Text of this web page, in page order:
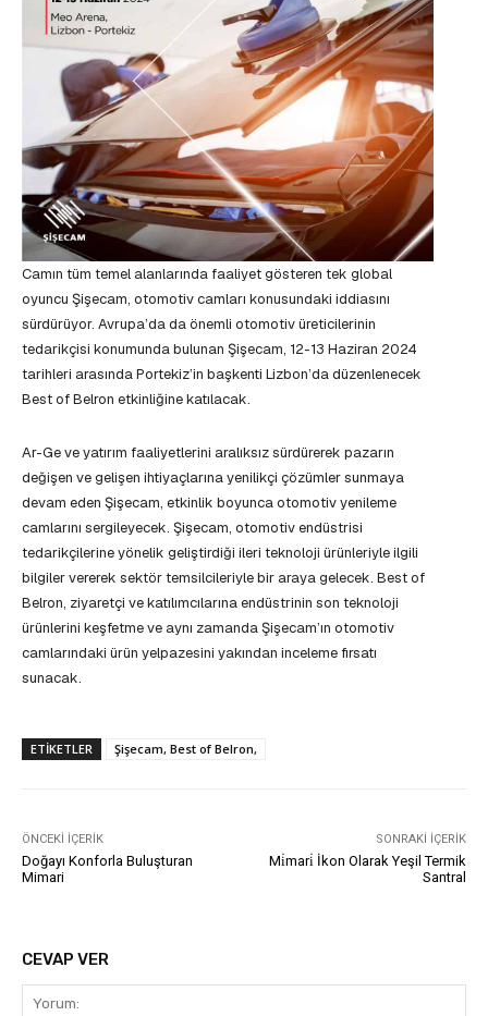
Camın tüm temel alanlarında faaliyet gösteren tek global
oyuncu Şişecam, otomotiv camları konusundaki iddiasını
sürdürüyor. Avrupa’da da önemli otomotiv üreticilerinin
tedarikçisi konumunda bulunan Şişecam, 12-13 Haziran 2024
tarihleri arasında Portekiz’in başkenti Lizbon’da düzenlenecek
Best of Belron etkinliğine katılacak.
Ar-Ge ve yatırım faaliyetlerini aralıksız sürdürerek pazarın
değişen ve gelişen ihtiyaçlarına yenilikçi çözümler sunmaya
devam eden Şişecam, etkinlik boyunca otomotiv yenileme
camlarını sergileyecek. Şişecam, otomotiv endüstrisi
tedarikçilerine yönelik geliştirdiği ileri teknoloji ürünleriyle ilgili
bilgiler vererek sektör temsilcileriyle bir araya gelecek. Best of
Belron, ziyaretçi ve katılımcılarına endüstrinin son teknoloji
ürünlerini keşfetme ve aynı zamanda Şişecam’ın otomotiv
camlarındaki ürün yelpazesini yakından inceleme fırsatı
sunacak.
ETIKETLER Şişecam, Best of Belron,
ÖNCEKI İÇERIK
Doğayı Konforla Buluşturan
Mimari
SONRAKI İÇERIK
Mi̇mari̇ İkon Olarak Yeşil Termik
Santral
CEVAP VER